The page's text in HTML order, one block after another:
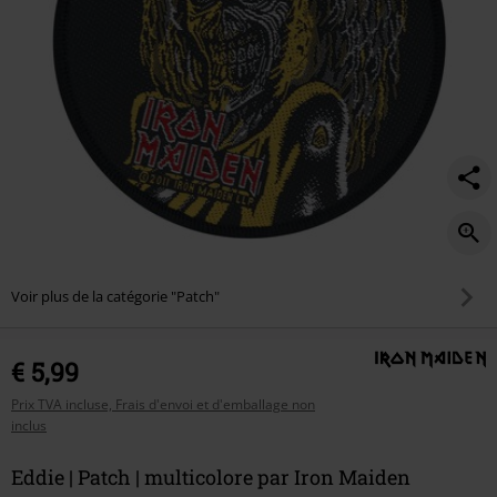
Voir plus de la catégorie "Patch"
€ 5,99
Prix TVA incluse, Frais d'envoi et d'emballage non
inclus
Eddie | Patch | multicolore par Iron Maiden